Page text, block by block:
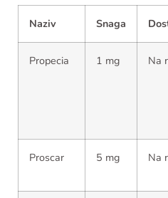
Naziv Snaga
Propecia 1 mg Na
Proscar 5 mg Na